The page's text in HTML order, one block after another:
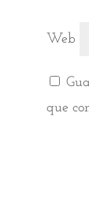
Web
que